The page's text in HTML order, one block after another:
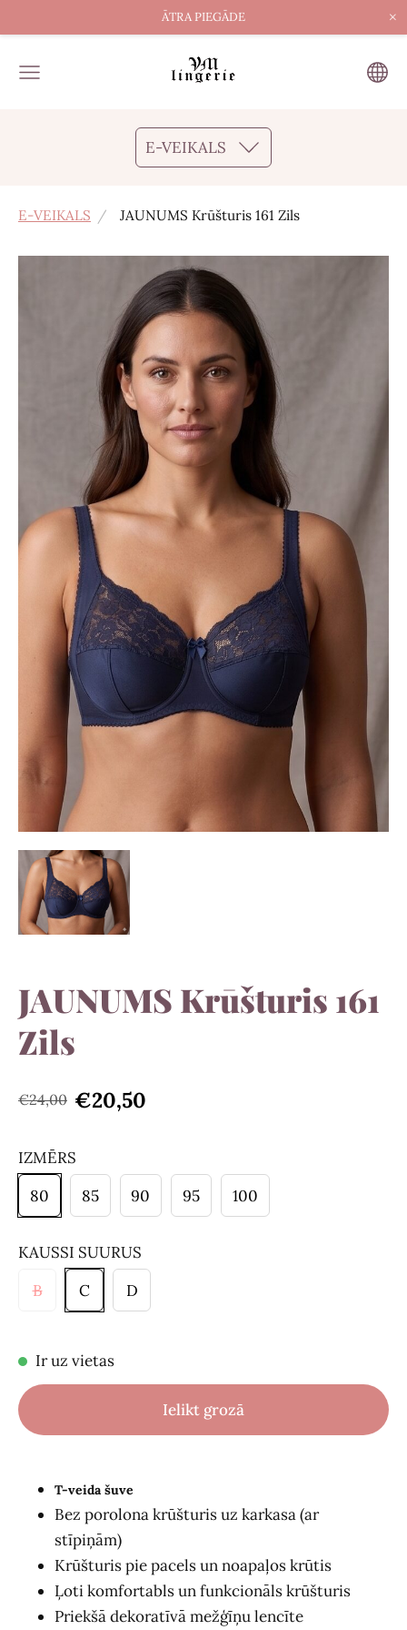
ĀTRA PIEGĀDE ×
E-VEIKALS
E-VEIKALS JAUNUMS Krūšturis 161 Zils
JAUNUMS Krūšturis 161
Zils
€24,00 €20,50
IZMĒRS
80
85 90 95 100
KAUSSI SUURUS
B
C D
Ir uz vietas
Ielikt grozā
T-veida šuve
Bez porolona krūšturis uz karkasa (ar
stīpiņām)
Krūšturis pie pacels un noapaļos krūtis
Ļoti komfortabls un funkcionāls krūšturis
Priekšā dekoratīvā mežģīņu lencīte